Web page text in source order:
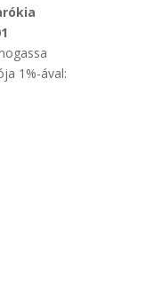
1%-ával: